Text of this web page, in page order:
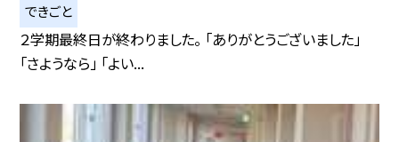
できごと
２学期最終日が終わりました。 「ありがとうございました」
「さようなら」 「よい...